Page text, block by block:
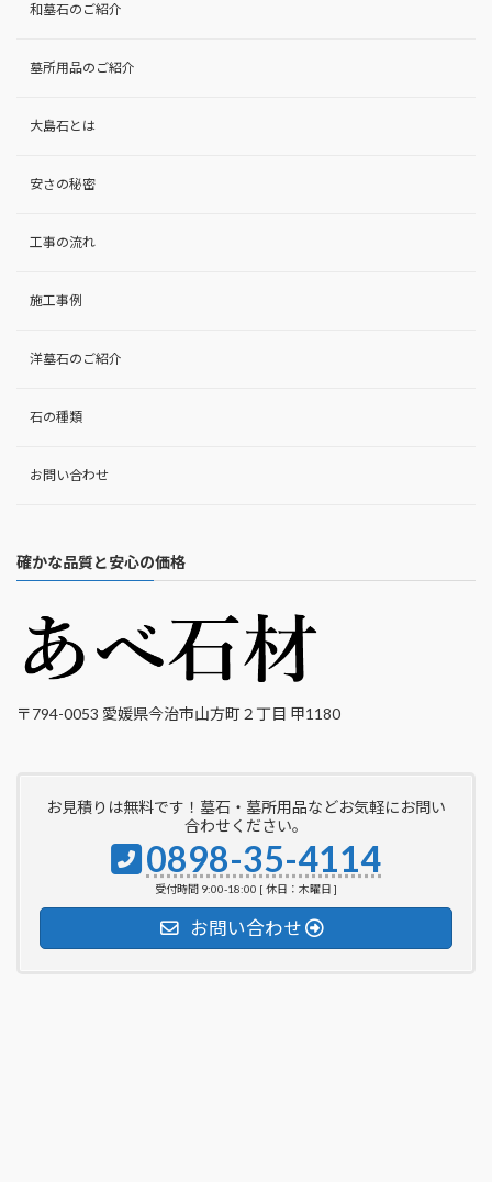
和墓石のご紹介
墓所用品のご紹介
大島石とは
安さの秘密
工事の流れ
施工事例
洋墓石のご紹介
石の種類
お問い合わせ
確かな品質と安心の価格
〒794-0053 愛媛県今治市山方町２丁目 甲1180
お見積りは無料です！墓石・墓所用品などお気軽にお問い
合わせください。
0898-35-4114
受付時間 9:00-18:00 [ 休日：木曜日 ]
お問い合わせ